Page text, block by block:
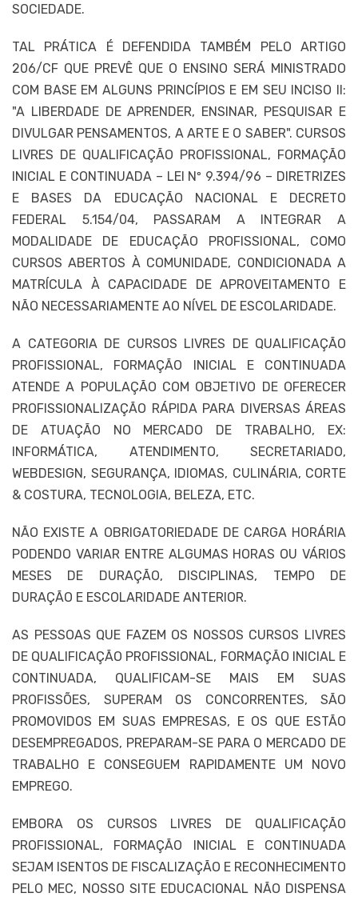
SOCIEDADE.
TAL PRÁTICA É DEFENDIDA TAMBÉM PELO ARTIGO
206/CF QUE PREVÊ QUE O ENSINO SERÁ MINISTRADO
COM BASE EM ALGUNS PRINCÍPIOS E EM SEU INCISO II:
"A LIBERDADE DE APRENDER, ENSINAR, PESQUISAR E
DIVULGAR PENSAMENTOS, A ARTE E O SABER". CURSOS
LIVRES DE QUALIFICAÇÃO PROFISSIONAL, FORMAÇÃO
INICIAL E CONTINUADA – LEI Nº 9.394/96 – DIRETRIZES
E BASES DA EDUCAÇÃO NACIONAL E DECRETO
FEDERAL 5.154/04, PASSARAM A INTEGRAR A
MODALIDADE DE EDUCAÇÃO PROFISSIONAL, COMO
CURSOS ABERTOS À COMUNIDADE, CONDICIONADA A
MATRÍCULA À CAPACIDADE DE APROVEITAMENTO E
NÃO NECESSARIAMENTE AO NÍVEL DE ESCOLARIDADE.
A CATEGORIA DE CURSOS LIVRES DE QUALIFICAÇÃO
PROFISSIONAL, FORMAÇÃO INICIAL E CONTINUADA
ATENDE A POPULAÇÃO COM OBJETIVO DE OFERECER
PROFISSIONALIZAÇÃO RÁPIDA PARA DIVERSAS ÁREAS
DE ATUAÇÃO NO MERCADO DE TRABALHO, EX:
INFORMÁTICA, ATENDIMENTO, SECRETARIADO,
WEBDESIGN, SEGURANÇA, IDIOMAS, CULINÁRIA, CORTE
& COSTURA, TECNOLOGIA, BELEZA, ETC.
NÃO EXISTE A OBRIGATORIEDADE DE CARGA HORÁRIA
PODENDO VARIAR ENTRE ALGUMAS HORAS OU VÁRIOS
MESES DE DURAÇÃO, DISCIPLINAS, TEMPO DE
DURAÇÃO E ESCOLARIDADE ANTERIOR.
AS PESSOAS QUE FAZEM OS NOSSOS CURSOS LIVRES
DE QUALIFICAÇÃO PROFISSIONAL, FORMAÇÃO INICIAL E
CONTINUADA, QUALIFICAM-SE MAIS EM SUAS
PROFISSÕES, SUPERAM OS CONCORRENTES, SÃO
PROMOVIDOS EM SUAS EMPRESAS, E OS QUE ESTÃO
DESEMPREGADOS, PREPARAM-SE PARA O MERCADO DE
TRABALHO E CONSEGUEM RAPIDAMENTE UM NOVO
EMPREGO.
EMBORA OS CURSOS LIVRES DE QUALIFICAÇÃO
PROFISSIONAL, FORMAÇÃO INICIAL E CONTINUADA
SEJAM ISENTOS DE FISCALIZAÇÃO E RECONHECIMENTO
PELO MEC, NOSSO SITE EDUCACIONAL NÃO DISPENSA